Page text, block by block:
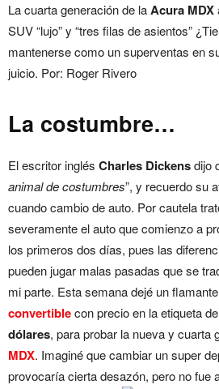
La cuarta generación de laAcura MDX
SUV “lujo” y “tres filas de asientos”
mantenerse como un superventas en
juicio. Por: Roger Rivero
La costumbre…
El escritor inglés Charles Dickensdijo
animal de costumbres”, y recuerdo su
cuando cambio de auto. Por cautela
severamente el auto que comienzo a
los primeros dos días, pues las
pueden jugar malas pasadas que se
mi parte. Esta semana dejé un flamante
convertiblecon precio en la etiqueta
dólares, para probar la nueva y cuarta
MDX. Imaginé que cambiar un super
provocaría cierta desazón, pero no fue